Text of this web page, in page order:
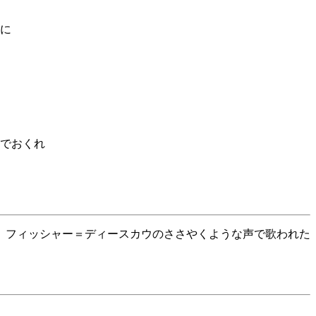
おくれ
ィッシャー＝ディースカウのささやくような声で歌われた